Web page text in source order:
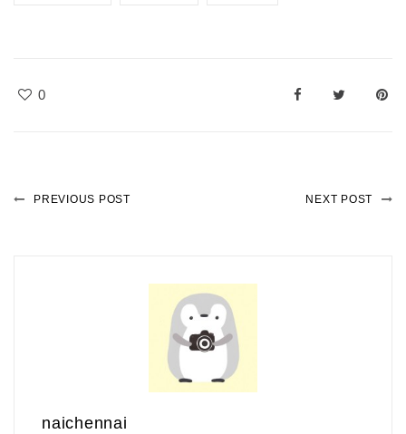
0
PREVIOUS POST NEXT POST
naichennai